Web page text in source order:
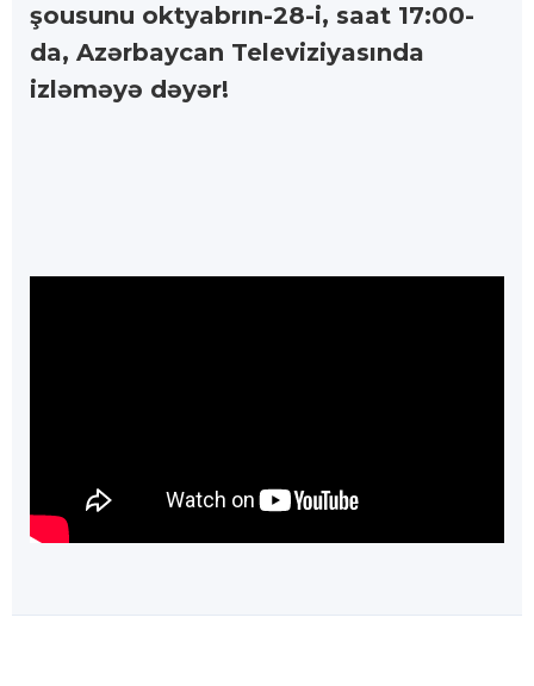
şousunu oktyabrın-28-i, saat 17:00-
da, Azərbaycan Televiziyasında
izləməyə dəyər!